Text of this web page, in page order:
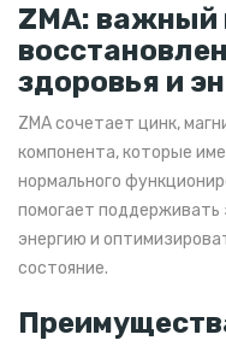
ZMA: важный
здоровья и
ZMA сочетает цинк,
компонента, которые
нормального
помогает поддерживать
энергию и
состояние.